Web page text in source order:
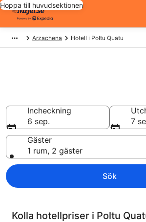
Hoppa till huvudsektionen
Arzachena Hotell i Poltu Quatu
Incheckning
6 sep.
7
Gäster
1 rum, 2 gäster
Sök
Kolla hotellpriser i Poltu